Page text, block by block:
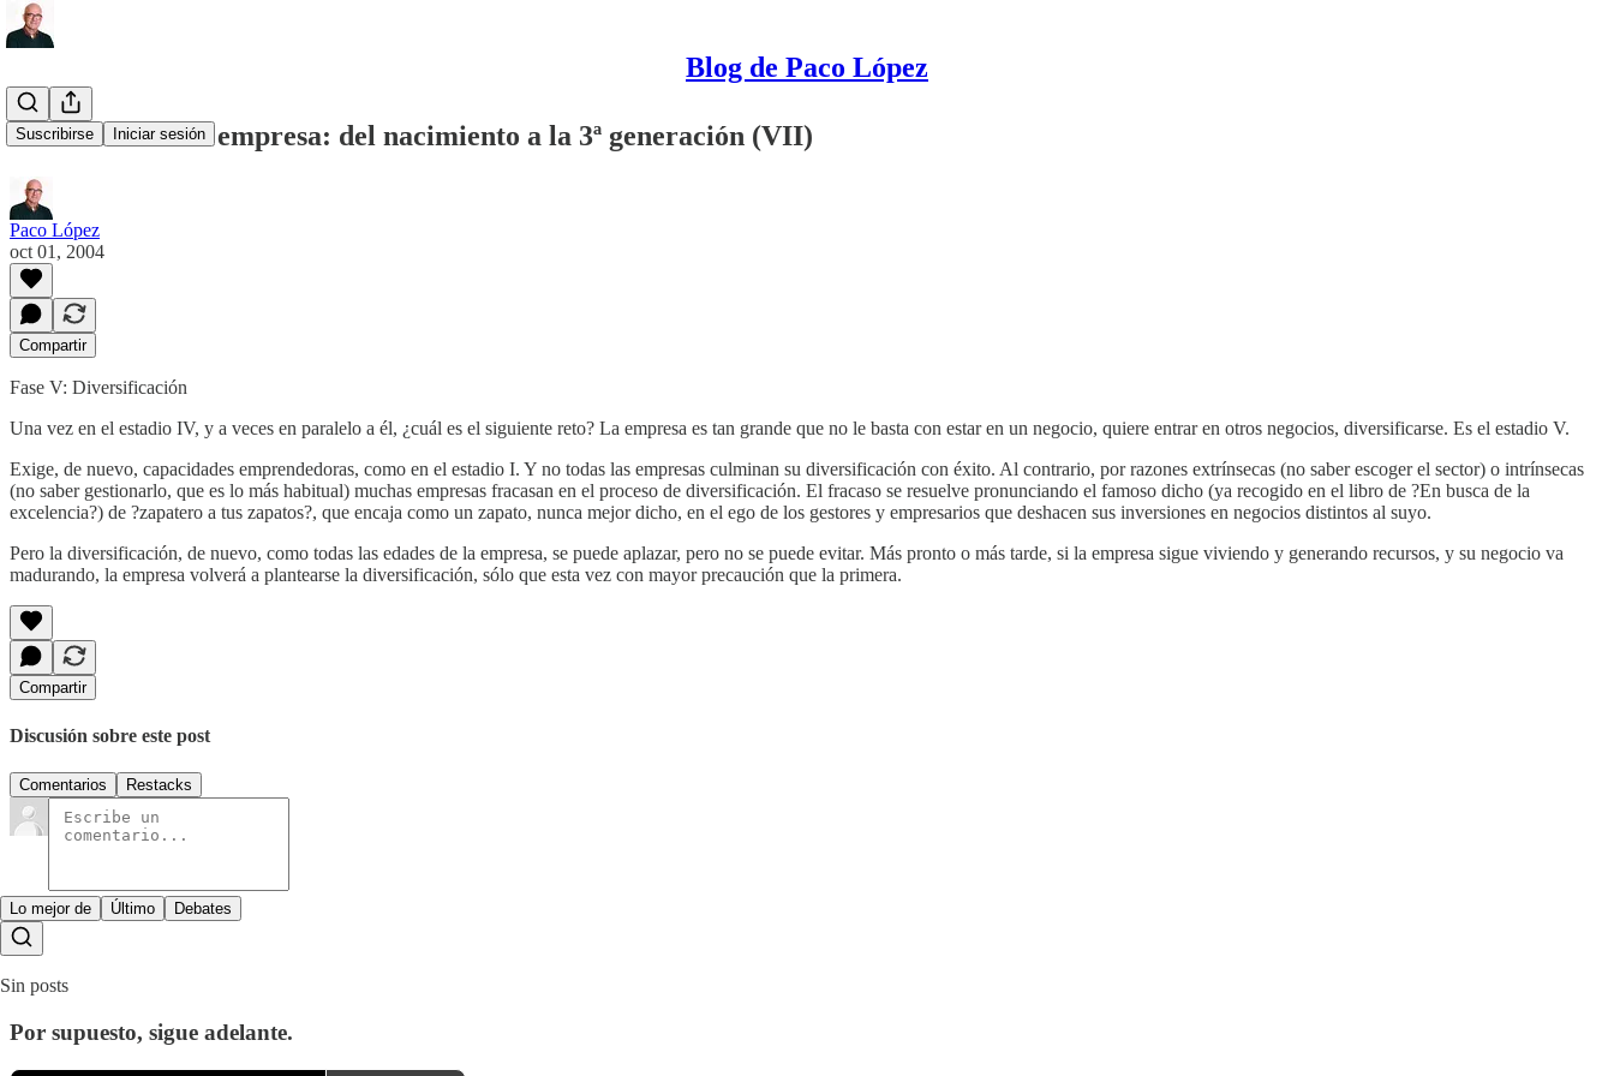
Blog de Paco López
Suscribirse Iniciar sesión
Las edades de la empresa: del nacimiento a la 3ª generación (VII)
Paco López
oct 01, 2004
Compartir
Fase V: Diversificación
Una vez en el estadio IV, y a veces en paralelo a él, ¿cuál es el siguiente reto? La empresa es tan grande que no le basta con estar en un negocio, quiere entrar en otros negocios, diversificarse. Es el estadio V.
Exige, de nuevo, capacidades emprendedoras, como en el estadio I. Y no todas las empresas culminan su diversificación con éxito. Al contrario, por razones extrínsecas (no saber escoger el sector) o intrínsecas
(no saber gestionarlo, que es lo más habitual) muchas empresas fracasan en el proceso de diversificación. El fracaso se resuelve pronunciando el famoso dicho (ya recogido en el libro de ?En busca de la
excelencia?) de ?zapatero a tus zapatos?, que encaja como un zapato, nunca mejor dicho, en el ego de los gestores y empresarios que deshacen sus inversiones en negocios distintos al suyo.
Pero la diversificación, de nuevo, como todas las edades de la empresa, se puede aplazar, pero no se puede evitar. Más pronto o más tarde, si la empresa sigue viviendo y generando recursos, y su negocio va
madurando, la empresa volverá a plantearse la diversificación, sólo que esta vez con mayor precaución que la primera.
Compartir
Discusión sobre este post
Comentarios Restacks
Lo mejor de Último Debates
Sin posts
Por supuesto, sigue adelante.